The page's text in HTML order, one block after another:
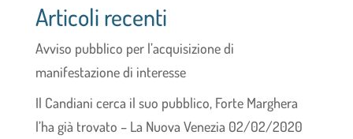
Articoli recenti
Avviso pubblico per l’acquisizione di
manifestazione di interesse
Il Candiani cerca il suo pubblico, Forte Marghera
l’ha già trovato – La Nuova Venezia 02/02/2020